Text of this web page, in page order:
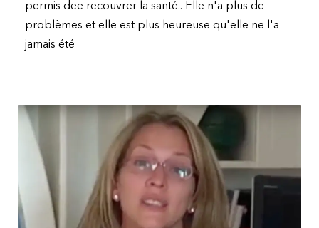
permis dee recouvrer la santé.. Elle n'a plus de
problèmes et elle est plus heureuse qu'elle ne l'a
jamais été